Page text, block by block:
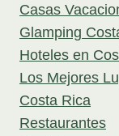
Casas
Glamping
Hoteles en
Los Mejores
Costa Rica
Restaurantes